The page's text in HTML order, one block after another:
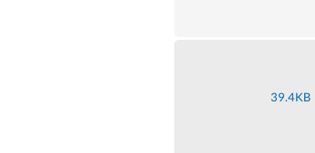
39.4KB